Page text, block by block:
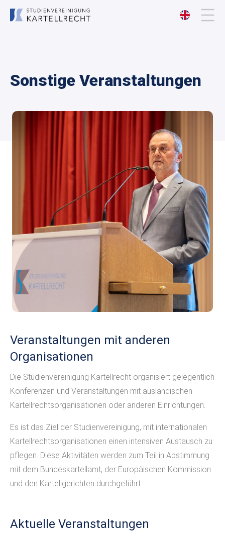
Mitgliedschaft
Veranstaltungen
Publikationen
Sonstige Veranstaltungen
Veranstaltungen mit anderen
Organisationen
Die Studienvereinigung Kartellrecht organisiert gelegentlich
Konferenzen und Veranstaltungen mit ausländischen
Kartellrechtsorganisationen oder anderen Einrichtungen.
Es ist das Ziel der Studienvereinigung, mit internationalen
Kartellrechtsorganisationen einen intensiven Austausch zu
pflegen. Diese Aktivitäten werden zum Teil in Abstimmung
mit dem Bundeskartellamt, der Europäischen Kommission
und den Kartellgerichten durchgeführt.
Aktuelle Veranstaltungen